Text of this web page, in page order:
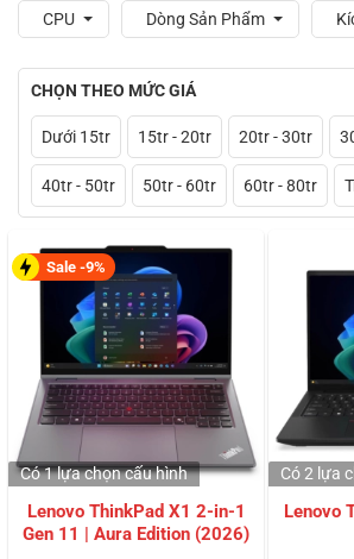
CPU Dòng Sản Phẩm
CHỌN THEO MỨC GIÁ
Dưới 15tr 15tr - 20tr 20tr - 30tr
40tr - 50tr 50tr - 60tr 60tr - 80tr
Sale -9%
Lenovo ThinkPad X1 2-in-1
Gen 11 | Aura Edition (2026)
Có 1 lựa chọncấu hình
Lenovo
Có 2 lựa